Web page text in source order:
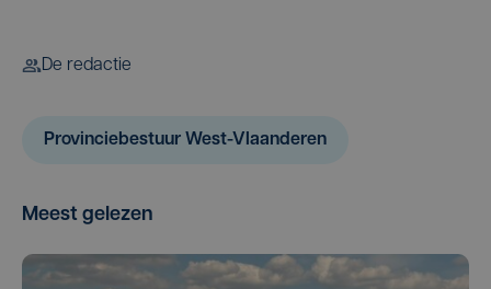
De redactie
Provinciebestuur West-Vlaanderen
Meest gelezen